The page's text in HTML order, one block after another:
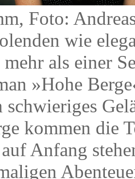
Foto:
wie
als einer
»Hohe
kommen die
Anfang